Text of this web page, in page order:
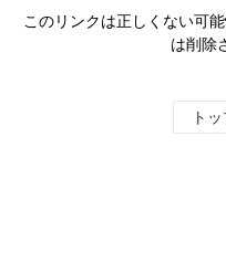
このリンクは正しくない可
は削除
ト